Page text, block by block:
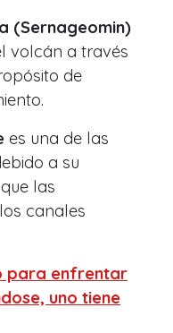
(Sernageomin)
volcán a través
de
es una de las
a su
las
canales
para enfrentar
uno tiene